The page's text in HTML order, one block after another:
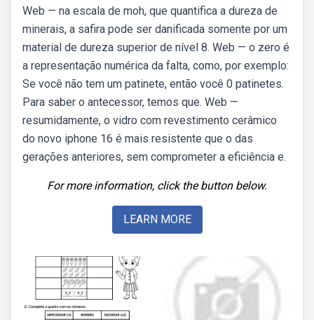
Web — na escala de moh, que quantifica a dureza de
minerais, a safira pode ser danificada somente por um
material de dureza superior de nível 8. Web — o zero é
a representação numérica da falta, como, por exemplo:
Se você não tem um patinete, então você 0 patinetes.
Para saber o antecessor, temos que. Web —
resumidamente, o vidro com revestimento cerâmico
do novo iphone 16 é mais resistente que o das
gerações anteriores, sem comprometer a eficiência e.
For more information, click the button below.
LEARN MORE